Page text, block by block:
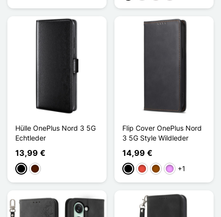
Hülle OnePlus Nord 3 5G
Echtleder
13,99 €
SchwarzDunkelbraun
Flip Cover OnePlus Nord
3 5G Style Wildleder
14,99 €
Schwarz
Rot BraunHellviolett
+1